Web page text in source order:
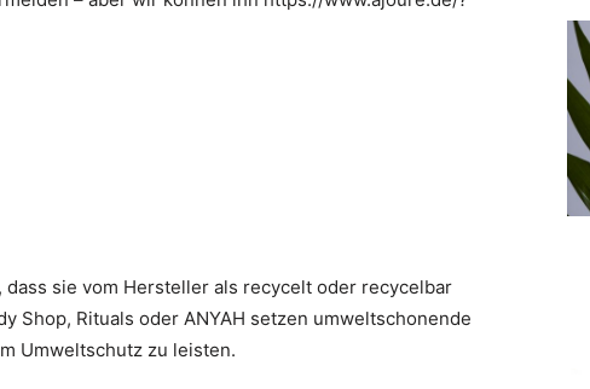
sie vom Hersteller als recycelt oder recycelbar
Shop, Rituals oder ANYAH setzen umweltschonende
Umweltschutz zu leisten.